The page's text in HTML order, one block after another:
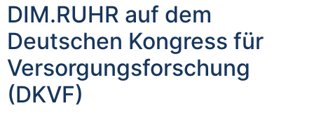
DIM.RUHR auf dem
Deutschen Kongress für
Versorgungsforschung
(DKVF)